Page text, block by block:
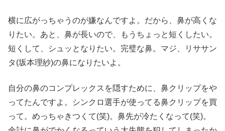
横に広がっちゃうのが嫌なんですよ。だから、鼻が高くな
りたい。あと、鼻が長いので、もうちょっと短くしたい。
短くして、シュッとなりたい。完璧な鼻。マジ、リササン
タ(坂本理紗)の鼻になりたいよ。
自分の鼻のコンプレックスを隠すために、鼻クリップをや
ってたんですよ。シンクロ選手が使ってる鼻クリップを買
って。めっちゃきつくて(笑)。鼻先が冷たくなって(笑)。